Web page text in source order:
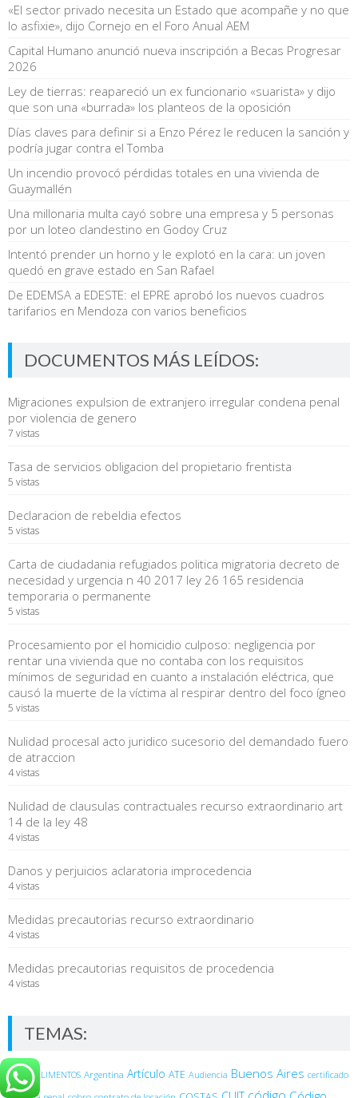
«El sector privado necesita un Estado que acompañe y no que
lo asfixie», dijo Cornejo en el Foro Anual AEM
Capital Humano anunció nueva inscripción a Becas Progresar
2026
Ley de tierras: reapareció un ex funcionario «suarista» y dijo
que son una «burrada» los planteos de la oposición
Días claves para definir si a Enzo Pérez le reducen la sanción y
podría jugar contra el Tomba
Un incendio provocó pérdidas totales en una vivienda de
Guaymallén
Una millonaria multa cayó sobre una empresa y 5 personas
por un loteo clandestino en Godoy Cruz
Intentó prender un horno y le explotó en la cara: un joven
quedó en grave estado en San Rafael
De EDEMSA a EDESTE: el EPRE aprobó los nuevos cuadros
tarifarios en Mendoza con varios beneficios
DOCUMENTOS MÁS LEÍDOS:
Migraciones expulsion de extranjero irregular condena penal
por violencia de genero
7 vistas
Tasa de servicios obligacion del propietario frentista
5 vistas
Declaracion de rebeldia efectos
5 vistas
Carta de ciudadania refugiados politica migratoria decreto de
necesidad y urgencia n 40 2017 ley 26 165 residencia
temporaria o permanente
5 vistas
Procesamiento por el homicidio culposo: negligencia por
rentar una vivienda que no contaba con los requisitos
mínimos de seguridad en cuanto a instalación eléctrica, que
causó la muerte de la víctima al respirar dentro del foco ígneo
5 vistas
Nulidad procesal acto juridico sucesorio del demandado fuero
de atraccion
4 vistas
Nulidad de clausulas contractuales recurso extraordinario art
14 de la ley 48
4 vistas
Danos y perjuicios aclaratoria improcedencia
4 vistas
Medidas precautorias recurso extraordinario
4 vistas
Medidas precautorias requisitos de procedencia
4 vistas
TEMAS:
A.R.T ALIMENTOS Argentina Artículo ATE Audiencia Buenos Aires certificado